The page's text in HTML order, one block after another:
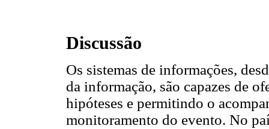
Discussão
Os sistemas de informações,
da informação, são capazes de
hipóteses e permitindo o
monitoramento do evento. No